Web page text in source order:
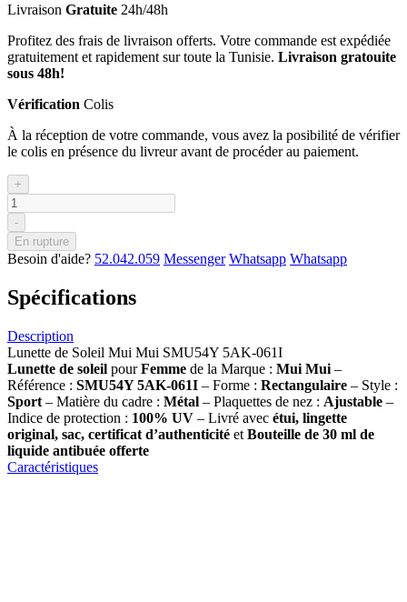
Livraison Gratuite 24h/48h
Profitez des frais de livraison offerts. Votre commande est expédiée
gratuitement et rapidement sur toute la Tunisie. Livraison gratouite
sous 48h!
Vérification Colis
À la réception de votre commande, vous avez la posibilité de vérifier
le colis en présence du livreur avant de procéder au paiement.
+
-
En rupture
Besoin d'aide? 52.042.059 Messenger Whatsapp Whatsapp
Spécifications
Description
Lunette de Soleil Mui Mui SMU54Y 5AK-061I
Lunette de soleil pourFemme de la Marque : Mui Mui –
Référence : SMU54Y 5AK-061I – Forme : Rectangulaire – Style :
Sport – Matière du cadre : Métal – Plaquettes de nez : Ajustable –
Indice de protection : 100% UV – Livré avec étui, lingette
original, sac, certificat d’authenticité et Bouteille de 30 ml de
liquide antibuée offerte
Caractéristiques